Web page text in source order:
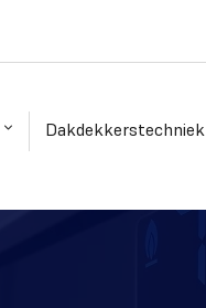
Dakdekkerstechniek